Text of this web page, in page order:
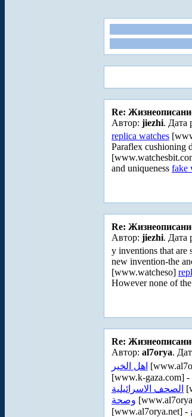
Re:
Автор: jiezhi. Дата
replica watches
Paraflex cushioning
and uniqueness fake
Re:
Автор: jiezhi. Дата
y inventions that are
new invention-the
[www.watcheso]
However none of
Re:
Автор: al7orya.
اهل الخير
[www.k-gaza.com] -
الصحف الاسرائيلية
وصحة
[www.al7orya.net] -